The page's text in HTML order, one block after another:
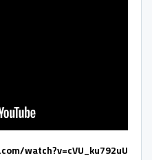
watch?v=cVU_ku792uU